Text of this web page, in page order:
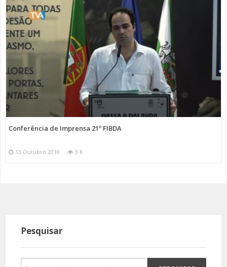
Conferência de Imprensa 21º FIBDA
13 Outubro 2010 3 K
Pesquisar